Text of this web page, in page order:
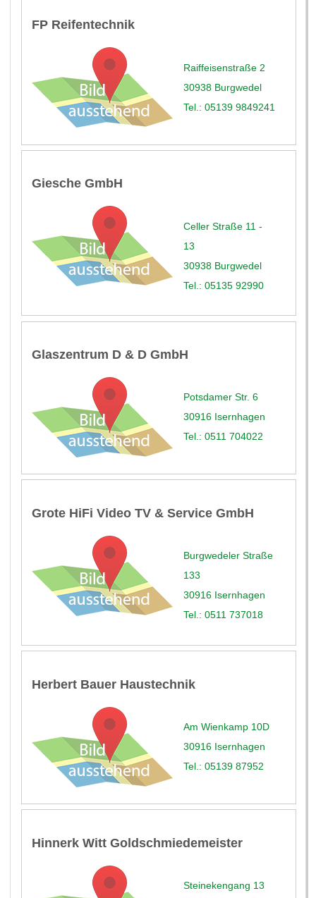
FP Reifentechnik
Raiffeisenstraße 2
30938 Burgwedel
Tel.: 05139 9849241
Giesche GmbH
Celler Straße 11 -
13
30938 Burgwedel
Tel.: 05135 92990
Glaszentrum D & D GmbH
Potsdamer Str. 6
30916 Isernhagen
Tel.: 0511 704022
Grote HiFi Video TV & Service GmbH
Burgwedeler Straße
133
30916 Isernhagen
Tel.: 0511 737018
Herbert Bauer Haustechnik
Am Wienkamp 10D
30916 Isernhagen
Tel.: 05139 87952
Hinnerk Witt Goldschmiedemeister
Steinekengang 13